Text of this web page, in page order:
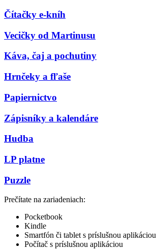
Čítačky e-kníh
Vecičky od Martinusu
Káva, čaj a pochutiny
Hrnčeky a fľaše
Papiernictvo
Zápisníky a kalendáre
Hudba
LP platne
Puzzle
Prečítate na zariadeniach:
Pocketbook
Kindle
Smartfón či tablet s príslušnou aplikáciou
Počítač s príslušnou aplikáciou